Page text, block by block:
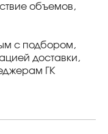
объемов,
с подбором,
доставки,
ГК